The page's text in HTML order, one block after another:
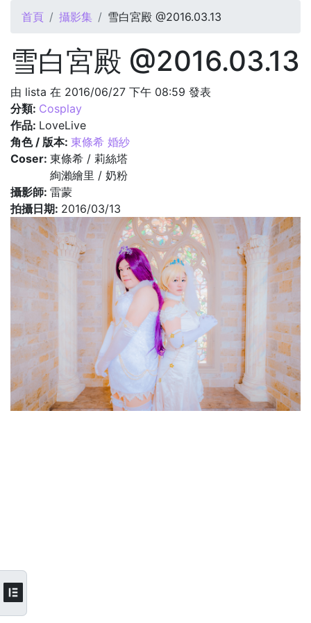
您在這裡
首頁 攝影集 雪白宮殿 @2016.03.13
雪白宮殿 @2016.03.13
由 lista 在 2016/06/27 下午 08:59 發表
分類: Cosplay
作品: LoveLive
角色 / 版本: 東條希 婚紗
Coser: 東條希 / 莉絲塔
絢瀨繪里 / 奶粉
攝影師: 雷蒙
拍攝日期: 2016/03/13